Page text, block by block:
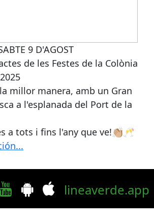
9 D'AGOST
de les Festes de la Colònia
millor manera, amb un Gran
a l'esplanada del Port de la
a tots i fins l'any que ve!👏🏼🥂
lineaverde.app